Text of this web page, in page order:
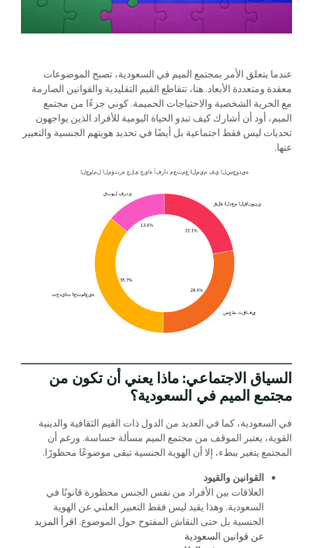
عندما يتعلق الأمر بمجتمع الميم في السعودية، تصبح الموضوعات
معقدة ومتعددة الأبعاد. هنا، تتقاطع القيم التقليدية والقوانين الصارمة
مع الحرية الشخصية والاحتياجات الحميمة. كوني جزءًا من مجتمع
الميم، أود أن أشارك كيف تبدو الحياة اليومية للأفراد الذين يواجهون
تحديات ليس فقط اجتماعية بل أيضًا في تحديد هويتهم الجنسية والتعبير
عنها.
السياق الاجتماعي: ماذا يعني أن تكون من
مجتمع الميم في السعودية؟
في السعودية، كما في العديد من الدول ذات القيم الثقافية والدينية
القوية، يعتبر الموقف من مجتمع الميم مسألة حساسة. ورغم أن
المجتمع يتغير ببطء، إلا أن الهوية الجنسية تبقى موضوعًا محظورًا.
القوانين والقيود
العلاقات بين الأفراد من نفس الجنس محظورة قانونًا في
السعودية. وهذا يقيد ليس فقط التعبير العلني عن الهوية
الجنسية بل حتى النقاش المفتوح حول الموضوع. اقرأ المزيد
عن قوانين السعودية